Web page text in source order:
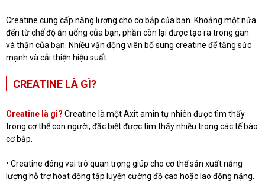
Creatine cung cấp năng lượng cho cơ bắp của bạn. Khoảng một nửa
đến từ chế độ ăn uống của bạn, phần còn lại được tạo ra trong gan
và thận của bạn. Nhiều vận động viên bổ sung creatine để tăng sức
mạnh và cải thiện hiệu suất
CREATINE LÀ GÌ?
Creatine là gì? Creatine là một Axit amin tự nhiên được tìm thấy
trong cơ thể con người, đặc biệt được tìm thấy nhiều trong các tế bào
cơ bắp.
• Creatine đóng vai trò quan trọng giúp cho cơ thể sản xuất năng
lượng hỗ trợ hoạt động tập luyện cường độ cao hoặc lao động nặng.